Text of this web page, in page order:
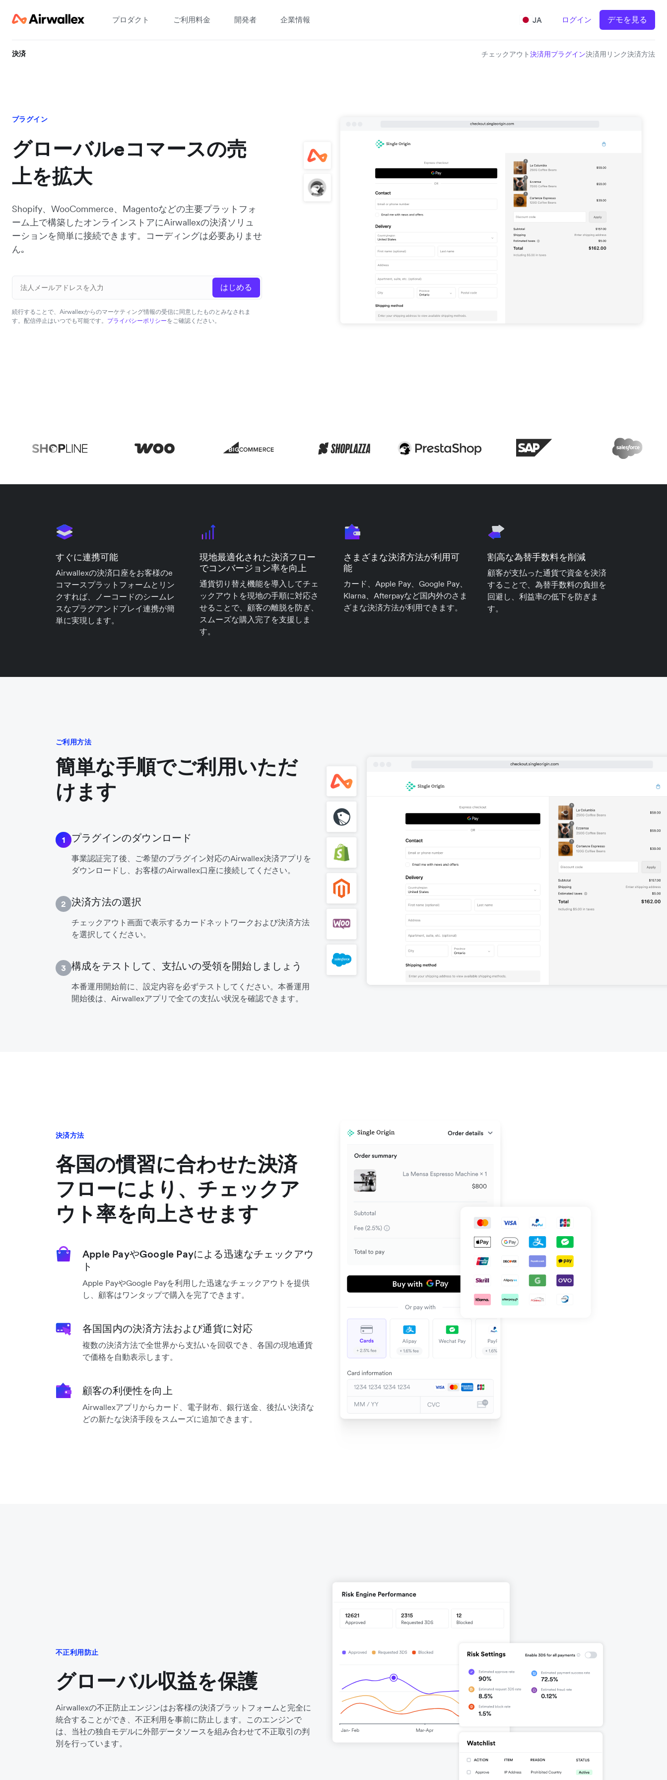
プロダクト ご利用料金 開発者 企業情報 JA ログイン デモを見る
決済 チェックアウト決済用プラグイン決済用リンク決済方法
プラグイン
グローバルeコマースの売
上を拡大
Shopify、WooCommerce、Magentoなどの主要プラットフォ
ーム上で構築したオンラインストアにAirwallexの決済ソリュ
ーションを簡単に接続できます。コーディングは必要ありませ
ん｡
はじめる
続行することで、Airwallexからのマーケティング情報の受信に同意したものとみなされま
す。配信停止はいつでも可能です。 プライバシーポリシーをご確認ください。
すぐに連携可能
Airwallexの決済口座をお客様のe
コマースプラットフォームとリン
クすれば、ノーコードのシームレ
スなプラグアンドプレイ連携が簡
単に実現します。
現地最適化された決済フロー
でコンバージョン率を向上
通貨切り替え機能を導入してチェ
ックアウトを現地の手順に対応さ
せることで、顧客の離脱を防ぎ、
スムーズな購入完了を支援しま
す。
さまざまな決済方法が利用可
能
カード、Apple Pay、Google Pay、
Klarna、Afterpayなど国内外のさま
ざまな決済方法が利用できます。
割高な為替手数料を削減
顧客が支払った通貨で資金を決済
することで、為替手数料の負担を
回避し、利益率の低下を防ぎま
す。
ご利用方法
簡単な手順でご利用いただ
けます
1 プラグインのダウンロード
事業認証完了後、ご希望のプラグイン対応のAirwallex決済アプリを
ダウンロードし、お客様のAirwallex口座に接続してください。
2 決済方法の選択
チェックアウト画面で表示するカードネットワークおよび決済方法
を選択してください。
3 構成をテストして、支払いの受領を開始しましょう
本番運用開始前に、設定内容を必ずテストしてください。本番運用
開始後は、Airwallexアプリで全ての支払い状況を確認できます。
決済方法
各国の慣習に合わせた決済
フローにより、チェックア
ウト率を向上させます
Apple PayやGoogle Payによる迅速なチェックアウ
ト
Apple PayやGoogle Payを利用した迅速なチェックアウトを提供
し、顧客はワンタップで購入を完了できます。
各国国内の決済方法および通貨に対応
複数の決済方法で全世界から支払いを回収でき、各国の現地通貨
で価格を自動表示します。
顧客の利便性を向上
Airwallexアプリからカード、電子財布、銀行送金、後払い決済な
どの新たな決済手段をスムーズに追加できます。
不正利用防止
グローバル収益を保護
Airwallexの不正防止エンジンはお客様の決済プラットフォームと完全に
統合することができ、不正利用を事前に防止します。このエンジンで
は、当社の独自モデルに外部データソースを組み合わせて不正取引の判
別を行っています。